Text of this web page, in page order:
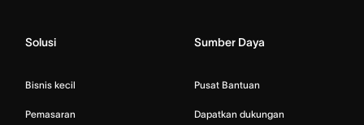
Solusi
Bisnis kecil
Pemasaran
Sumber Daya
Pusat Bantuan
Dapatkan dukungan